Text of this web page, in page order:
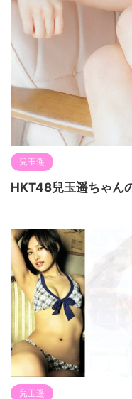
兒玉遥
HKT48兒玉遥ちゃん
兒玉遥